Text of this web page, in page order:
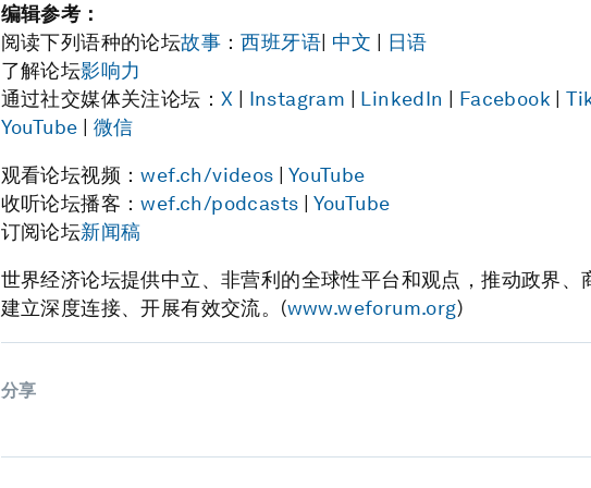
编辑参考：
阅读下列语种的论坛故事 ：西班牙语 中文
日语
了解论坛影响力
通过社交媒体关注论坛：X Instagram LinkedIn Facebook |
YouTube
微信
观看论坛视频：wef.ch/videos
YouTube
收听论坛播客：wef.ch/podcasts
YouTube
订阅论坛新闻稿
世界经济论坛提供中立、非营利的全球性平台和观点，推动政界
建立深度连接、开展有效交流。(www.weforum.org)
分享